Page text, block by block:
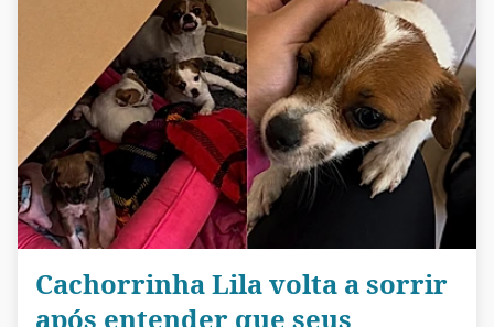
Cachorrinha Lila volta a sorrir
após entender que seus